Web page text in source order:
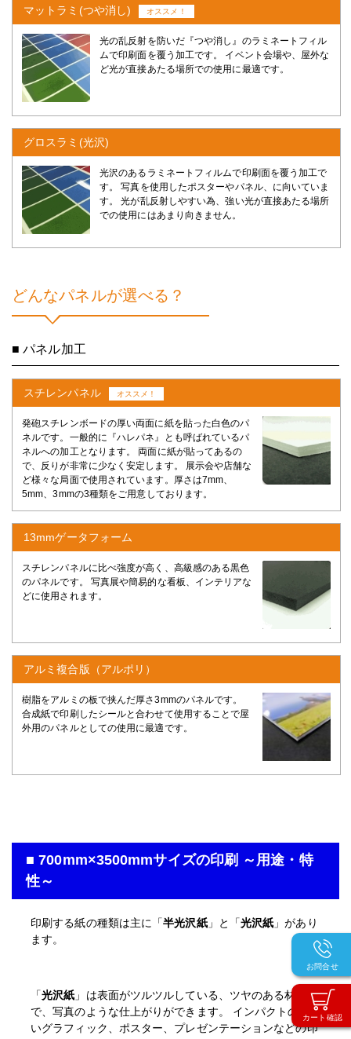
カート確認
お問合せ
マットラミ(つや消し) オススメ！
光の乱反射を防いだ『つや消し』のラミネートフィル
ムで印刷面を覆う加工です。 イベント会場や、屋外な
ど光が直接あたる場所での使用に最適です。
グロスラミ(光沢)
光沢のあるラミネートフィルムで印刷面を覆う加工で
す。 写真を使用したポスターやパネル、に向いていま
す。 光が乱反射しやすい為、強い光が直接あたる場所
での使用にはあまり向きません。
どんなパネルが選べる？
■ パネル加工
スチレンパネル オススメ！
発砲スチレンボードの厚い両面に紙を貼った白色のパ
ネルです。一般的に『ハレパネ』とも呼ばれているパ
ネルへの加工となります。 両面に紙が貼ってあるの
で、反りが非常に少なく安定します。 展示会や店舗な
ど様々な局面で使用されています。厚さは7mm、
5mm、3mmの3種類をご用意しております。
13mmゲータフォーム
スチレンパネルに比べ強度が高く、高級感のある黒色
のパネルです。 写真展や簡易的な看板、インテリアな
どに使用されます。
アルミ複合版（アルポリ）
樹脂をアルミの板で挟んだ厚さ3mmのパネルです。
合成紙で印刷したシールと合わせて使用することで屋
外用のパネルとしての使用に最適です。
■ 700mm×3500mmサイズの印刷 ～用途・特
性～
印刷する紙の種類は主に「半光沢紙」と「光沢紙 」があり
ます。
「光沢紙 」は表面がツルツルしている、ツヤのある材質
で、写真のような仕上がりができます。 インパクトの強
いグラフィック、ポスター、プレゼンテーションなどの印